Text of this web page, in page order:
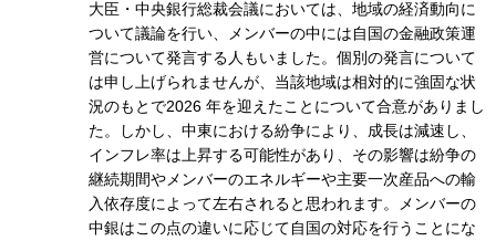
大臣・中央銀行総裁会議においては、地域の経済動向に
ついて議論を行い、メンバーの中には自国の金融政策運
営について発言する人もいました。個別の発言について
は申し上げられませんが、当該地域は相対的に強固な状
況のもとで2026 年を迎えたことについて合意がありまし
た。しかし、中東における紛争により、成長は減速し、
インフレ率は上昇する可能性があり、その影響は紛争の
継続期間やメンバーのエネルギーや主要一次産品への輸
入依存度によって左右されると思われます。メンバーの
中銀はこの点の違いに応じて自国の対応を行うことにな